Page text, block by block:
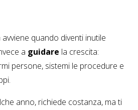
quando diventi inutile
a guidare la crescita:
persone, sistemi le procedure e
anno, richiede costanza, ma ti